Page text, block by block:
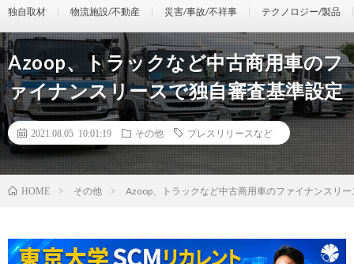
独自取材 物流施設/不動産 災害/事故/不祥事 テクノロジー/製品
Azoop、トラックなど中古商用車のフ
ァイナンスリースで独自審査基準設定
2021.08.05 10:01:19 その他 プレスリリースなど
HOME その他 Azoop、トラックなど中古商用車のファイナンスリ